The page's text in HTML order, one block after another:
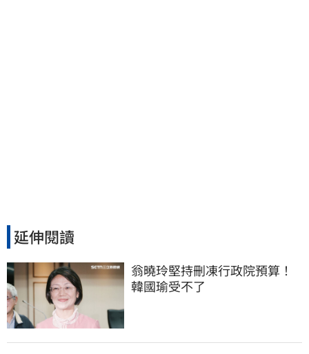
延伸閱讀
翁曉玲堅持刪凍行政院預算！
韓國瑜受不了